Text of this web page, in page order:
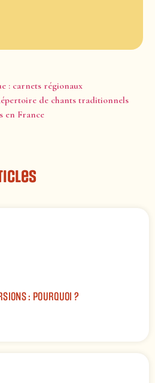
: carnets régionaux
de chants traditionnels
en France
: POURQUOI ?